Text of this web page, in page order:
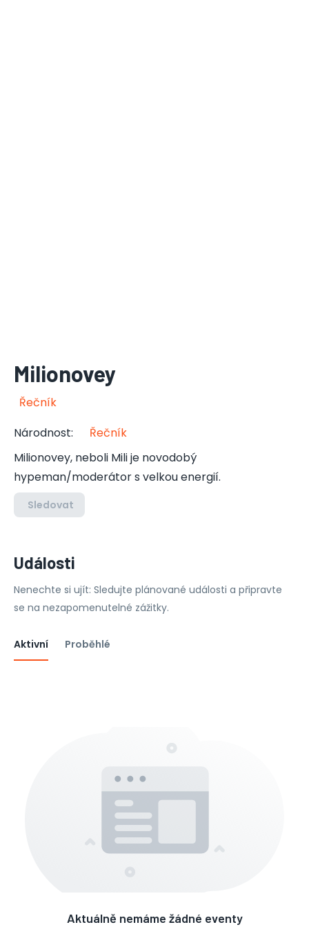
Milionovey
Řečník
Národnost:
Řečník
Milionovey, neboli Mili je novodobý
hypeman/moderátor s velkou energií.
Sledovat
Události
Nenechte si ujít: Sledujte plánované události a připravte
se na nezapomenutelné zážitky.
Aktivní Proběhlé
Aktuálně nemáme žádné eventy